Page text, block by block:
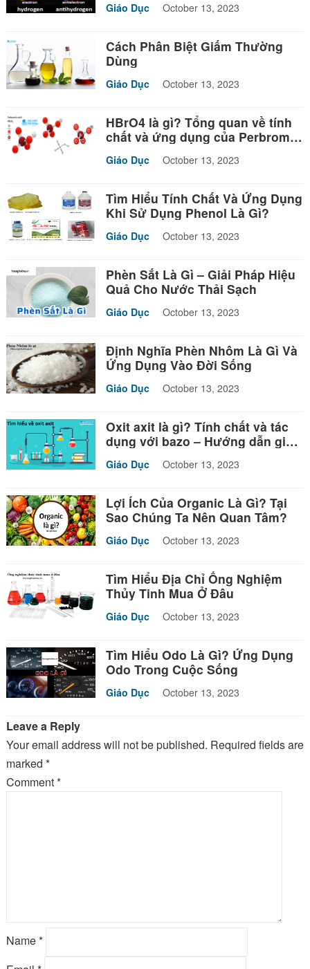
Giáo Dục October 13, 2023
Cách Phân Biệt Giấm Thường
Dùng
Giáo Dục October 13, 2023
HBrO4 là gì? Tổng quan về tính
chất và ứng dụng của Perbromic
Giáo Dục October 13, 2023
Tìm Hiểu Tính Chất Và Ứng Dụng
Khi Sử Dụng Phenol Là Gì?
Giáo Dục October 13, 2023
Phèn Sắt Là Gì – Giải Pháp Hiệu
Quả Cho Nước Thải Sạch
Giáo Dục October 13, 2023
Định Nghĩa Phèn Nhôm Là Gì Và
Ứng Dụng Vào Đời Sống
Giáo Dục October 13, 2023
Oxit axit là gì? Tính chất và tác
dụng với bazo – Hướng dẫn giải
Giáo Dục October 13, 2023
Lợi Ích Của Organic Là Gì? Tại
Sao Chúng Ta Nên Quan Tâm?
Giáo Dục October 13, 2023
Tìm Hiểu Địa Chỉ Ống Nghiệm
Thủy Tinh Mua Ở Đâu
Giáo Dục October 13, 2023
Tìm Hiểu Odo Là Gì? Ứng Dụng
Odo Trong Cuộc Sống
Giáo Dục October 13, 2023
Leave a Reply
Your email address will not be published. Required fields are
marked *
Comment*
Name*